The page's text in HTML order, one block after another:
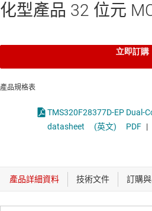
化型產品 32 位元
立即訂購
產品規格表
TMS320F28377D-EP Dual-Core
datasheet
(英文) PDF |